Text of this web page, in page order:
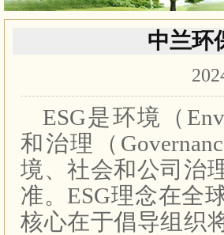
中兰环
ESG是环境（
和治理（
境、社会和公司治
准。ESG理念在全
核心在于倡导组织